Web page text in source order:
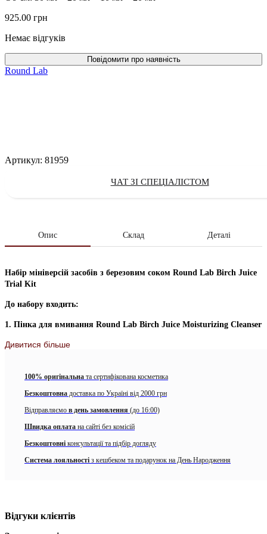
925.00 грн
Немає відгуків
Round Lab
Артикул: 81959
ЧАТ ЗІ СПЕЦІАЛІСТОМ
Опис Склад Деталі
Набір мініверсій засобів з березовим соком Round Lab Birch Juice
Trial Kit
До набору входить:
1. Пінка для вмивання Round Lab Birch Juice Moisturizing Cleanser
Зволожуючий гель для вмивання з березовим соком
забруднень, при цьому насичуючи її зволожуючими
речовинами. Гель заспокоює подразнення та почервоніння, має
зміцнити захисний бер’єр і не залишає почуття стягнутості чи
сухості після вмивання. Засіб створений з нейтральним pH,
здоровий кислотно-лужний баланс шкіри.
спінити невелику кількість гелю і
2. Тонер Round Lab Birch Juice Moisturizing Toner
Round Lab – Birch Moisturizing Toner
Дивитися більше
100% оригінальна та сертифікована косметика
Безкоштовна доставка по Україні від 2000 грн
Відправляємо в день замовлення (до 16:00)
Швидка оплата на сайті без комісій
Безкоштовні консультації та підбір догляду
Система лояльності з кешбеком та подарунок на День Народження
Відгуки клієнтів